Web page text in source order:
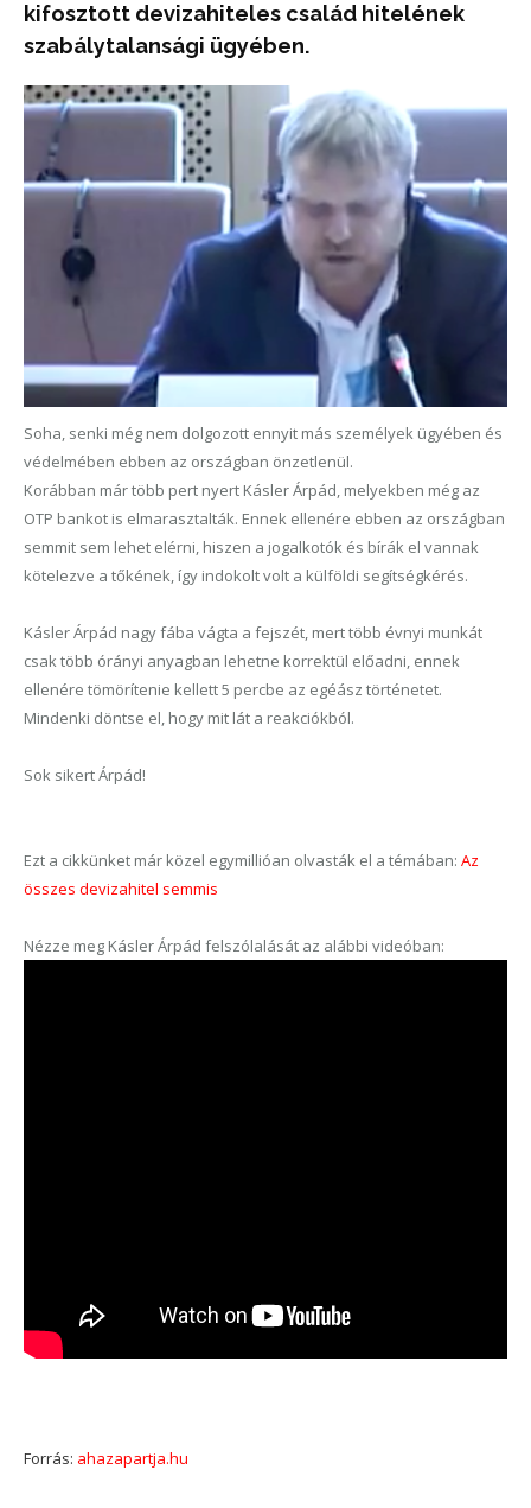
kifosztott devizahiteles család hitelének
szabálytalansági ügyében.
Soha, senki még nem dolgozott ennyit más személyek ügyében és
védelmében ebben az országban önzetlenül.
Korábban már több pert nyert Kásler Árpád, melyekben még az
OTP bankot is elmarasztalták. Ennek ellenére ebben az országban
semmit sem lehet elérni, hiszen a jogalkotók és bírák el vannak
kötelezve a tőkének, így indokolt volt a külföldi segítségkérés.
Kásler Árpád nagy fába vágta a fejszét, mert több évnyi munkát
csak több órányi anyagban lehetne korrektül előadni, ennek
ellenére tömörítenie kellett 5 percbe az egéász történetet.
Mindenki döntse el, hogy mit lát a reakciókból.
Sok sikert Árpád!
Ezt a cikkünket már közel egymillióan olvasták el a témában: Az
összes devizahitel semmis
Nézze meg Kásler Árpád felszólalását az alábbi videóban:
Forrás: ahazapartja.hu